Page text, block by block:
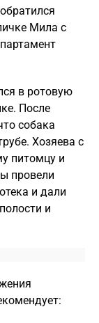
Мила с
в ротовую
После
собака
Хозяева с
питомцу и
провели
и дали
и